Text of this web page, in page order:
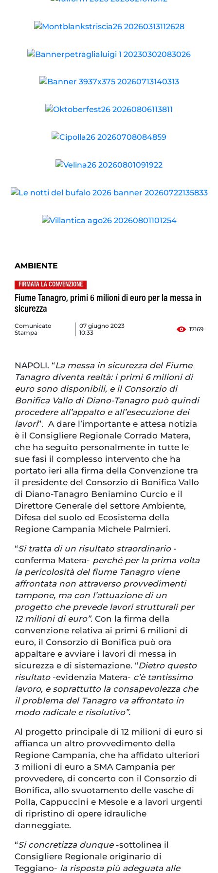
AMBIENTE
FIRMATA LA CONVENZIONE
Fiume Tanagro, primi 6 milioni di euro per la messa in
sicurezza
Comunicato
Stampa
07 giugno 2023
10:33
17169
NAPOLI. “La messa in sicurezza del Fiume
Tanagro diventa realtà: i primi 6 milioni di
euro sono disponibili, e il Consorzio di
Bonifica Vallo di Diano-Tanagro può quindi
procedere all’appalto e all’esecuzione dei
lavori”. A dare l’importante e attesa notizia
è il Consigliere Regionale Corrado Matera,
che ha seguito personalmente in tutte le
sue fasi il complesso intervento che ha
portato ieri alla firma della Convenzione tra
il presidente del Consorzio di Bonifica Vallo
di Diano-Tanagro Beniamino Curcio e il
Direttore Generale del settore Ambiente,
Difesa del suolo ed Ecosistema della
Regione Campania Michele Palmieri.
“Si tratta di un risultato straordinario -
conferma Matera- perché per la prima volta
la pericolosità del fiume Tanagro viene
affrontata non attraverso provvedimenti
tampone, ma con l’attuazione di un
progetto che prevede lavori strutturali per
12 milioni di euro”. Con la firma della
convenzione relativa ai primi 6 milioni di
euro, il Consorzio di Bonifica può ora
appaltare e avviare i lavori di messa in
sicurezza e di sistemazione. “Dietro questo
risultato-evidenzia Matera- c’è tantissimo
lavoro, e soprattutto la consapevolezza che
il problema del Tanagro va affrontato in
modo radicale e risolutivo”.
Al progetto principale di 12 milioni di euro si
affianca un altro provvedimento della
Regione Campania, che ha affidato ulteriori
3 milioni di euro a SMA Campania per
provvedere, di concerto con il Consorzio di
Bonifica, allo svuotamento delle vasche di
Polla, Cappuccini e Mesole e a lavori urgenti
di ripristino di opere idrauliche
danneggiate.
“Si concretizza dunque-sottolinea il
Consigliere Regionale originario di
Teggiano- la risposta più adeguata alle